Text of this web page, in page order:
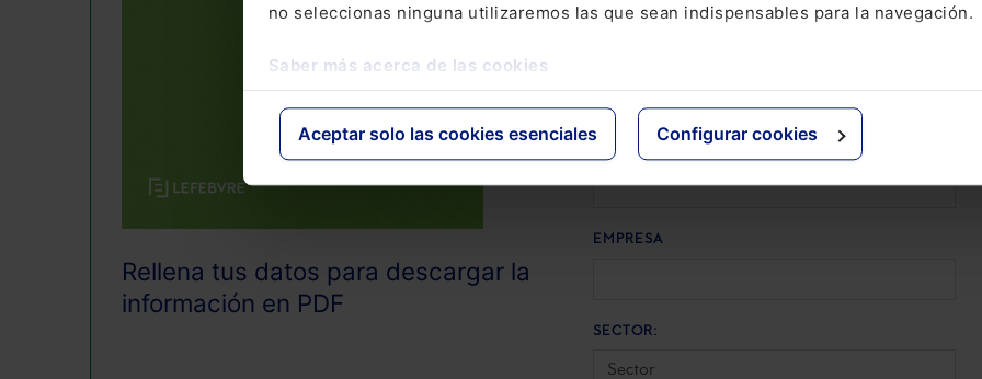
no seleccionas ninguna utilizaremos las que sean indispensables para la navegación.
Saber más acerca de las cookies
Aceptar solo las cookies esenciales Configurar cookies
Rellena tus datos para descargar la
información en PDF
CÓDIGO POSTAL
EMPRESA
SECTOR: